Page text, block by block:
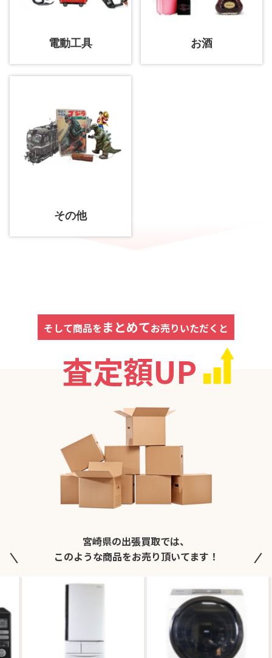
電動工具 お酒
その他
そして商品をまとめてお売りいただくと
査定額UP
宮崎県の出張買取では、
このような商品をお売り頂いてます！